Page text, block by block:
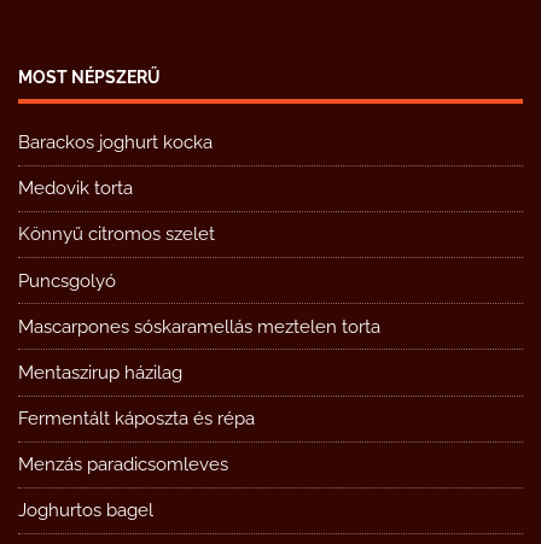
MOST NÉPSZERŰ
Barackos joghurt kocka
Medovik torta
Könnyű citromos szelet
Puncsgolyó
Mascarpones sóskaramellás meztelen torta
Mentaszirup házilag
Fermentált káposzta és répa
Menzás paradicsomleves
Joghurtos bagel